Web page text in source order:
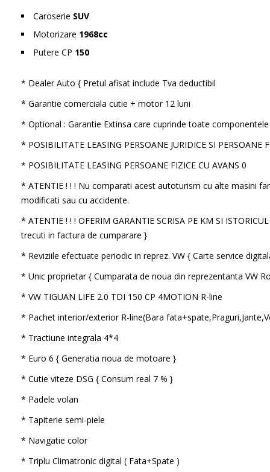
Caroserie SUV
Motorizare 1968cc
Putere CP 150
* Dealer Auto { Pretul afisat include Tva deductibil
* Garantie comerciala cutie + motor 12 luni
* Optional : Garantie Extinsa care cuprinde toate
* POSIBILITATE LEASING PERSOANE JURIDICE SI PERSOANE
* POSIBILITATE LEASING PERSOANE FIZICE CU AVANS 0
* ATENTIE ! ! ! Nu comparati acest autoturism cu alte masini
modificati sau cu accidente.
* ATENTIE ! ! ! OFERIM GARANTIE SCRISA PE KM SI
trecuti in factura de cumparare }
* Reviziile efectuate periodic in reprez. VW { Carte service
* Unic proprietar { Cumparata de noua din reprezentanta VW
* VW TIGUAN LIFE 2.0 TDI 150 CP 4MOTION R-line
* Pachet interior/exterior R-line(Bara
* Tractiune integrala 4*4
* Euro 6 { Generatia noua de motoare }
* Cutie viteze DSG { Consum real 7 % }
* Padele volan
* Tapiterie semi-piele
* Navigatie color
* Triplu Climatronic digital ( Fata+Spate )